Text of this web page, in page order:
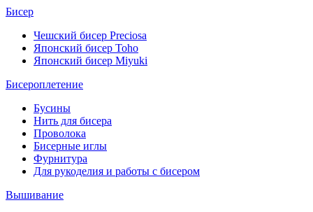
Бисер
Чешский бисер Preciosa
Японский бисер Toho
Японский бисер Miyuki
Бисероплетение
Бусины
Нить для бисера
Проволока
Бисерные иглы
Фурнитура
Для рукоделия и работы с бисером
Вышивание